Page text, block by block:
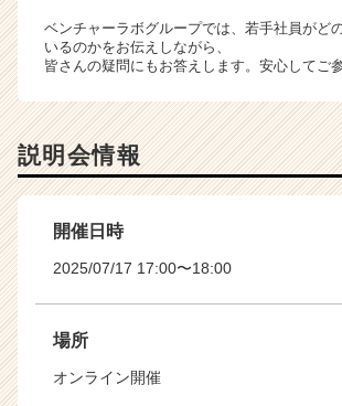
業
か
ス
ト
が
就
ベンチャーラボグループでは、若手社員がど
いるのかをお伝えしながら、
皆さんの疑問にもお答えします。安心してご
説明会情報
開催日時
2025/07/17 17:00〜18:00
場所
オンライン開催